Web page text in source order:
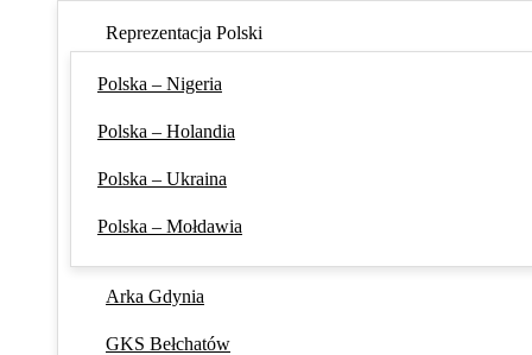
Reprezentacja Polski
Polska – Nigeria
Polska – Holandia
Polska – Ukraina
Polska – Mołdawia
Arka Gdynia
GKS Bełchatów